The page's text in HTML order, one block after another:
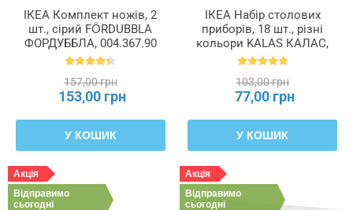
ІКЕА Комплект ножів, 2
шт., сірий FÖRDUBBLA
ФОРДУББЛА, 004.367.90
157,00 грн
153,00 грн
У КОШИК
ІКЕА Набір столових
приборів, 18 шт., різні
кольори KALAS КАЛАС,
704.613.85
103,00 грн
77,00 грн
У КОШИК
Акція
Відправимо
сьогодні
Акція
Відправимо
сьогодні